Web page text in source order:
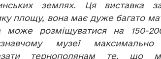
землях. Ця виставка
площу, вона має дуже багато
може розміщуватися на 150-
музеї максимально
тернополянам те, що